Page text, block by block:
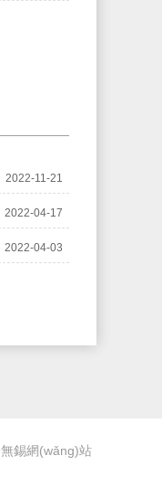
2022-11-21
2022-04-17
2022-04-03
無錫網(wǎng)站